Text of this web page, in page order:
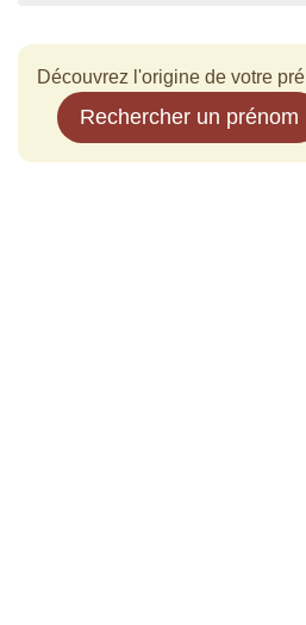
Découvrez l'origine de votre
Rechercher un prénom